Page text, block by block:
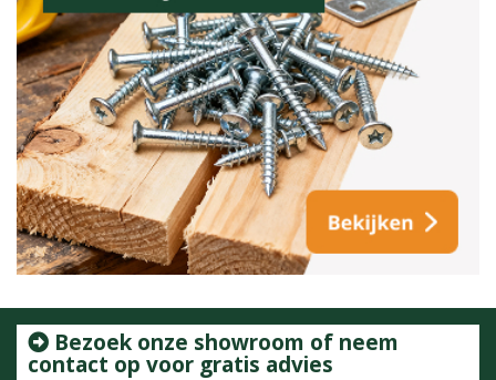
Bezoek onze showroom of neem
contact op voor gratis advies